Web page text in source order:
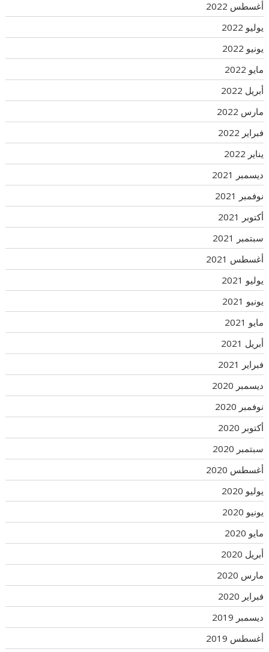
أغسطس 2022
يوليو 2022
يونيو 2022
مايو 2022
أبريل 2022
مارس 2022
فبراير 2022
يناير 2022
ديسمبر 2021
نوفمبر 2021
أكتوبر 2021
سبتمبر 2021
أغسطس 2021
يوليو 2021
يونيو 2021
مايو 2021
أبريل 2021
فبراير 2021
ديسمبر 2020
نوفمبر 2020
أكتوبر 2020
سبتمبر 2020
أغسطس 2020
يوليو 2020
يونيو 2020
مايو 2020
أبريل 2020
مارس 2020
فبراير 2020
ديسمبر 2019
أغسطس 2019